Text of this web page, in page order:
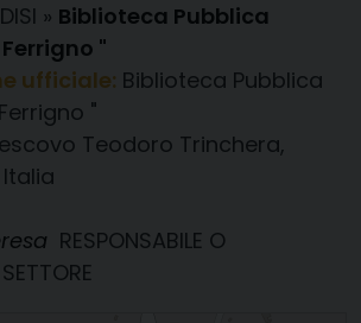
» Biblioteca Pubblica
"
ufficiale: Biblioteca Pubblica
"
Teodoro Trinchera,
Italia
RESPONSABILE O